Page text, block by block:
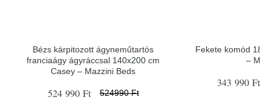
Bézs kárpitozott ágyneműtartós
franciaágy ágyráccsal 140x200 cm
Casey – Mazzini Beds
524 990 Ft 524990 Ft
Fekete komód
–
343 990 Ft